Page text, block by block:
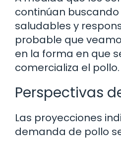
continúan
saludables y
probable que
en la forma en que
comercializa el pollo.
Perspectivas
Las proyecciones
demanda de pollo